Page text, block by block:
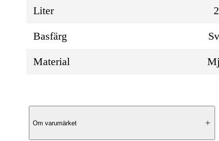
Liter
Basfärg
Material
Produktbeskrivning
Om varumärket